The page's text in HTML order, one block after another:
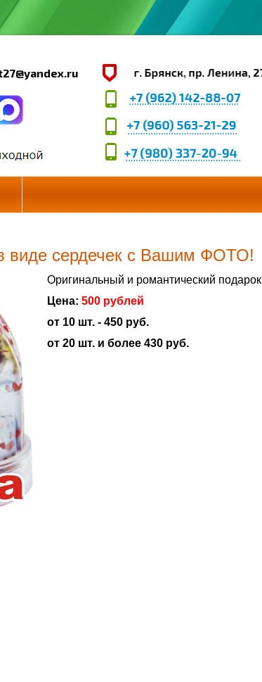
виде сердечек с Вашим ФОТО!
Оригинальный и романтический подарок
Цена: 500 рублей
от 10 шт. - 450 руб.
от 20 шт. и более 430 руб.